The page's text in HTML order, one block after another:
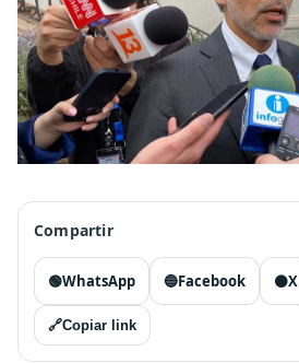
Compartir
🟢WhatsApp 🔵Facebook ⚫X
🔗Copiar link